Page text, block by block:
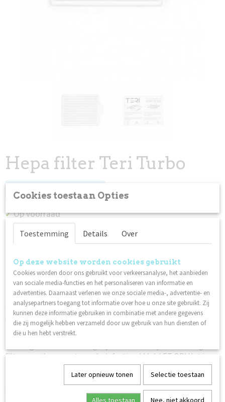
Hepa filter Teri Turbo
Log in om de prijs te zien
✓Op voorraad
Omschrijving
Innovatief HEPA-filter voor de Teri Turbo nagelstofafzuiger
(ingebouwd en draagbaar).
HEPA (High Efficiency Particulate Air of High Efficiency
Particulate Arrestance) is een hoogwaardig luchtfilter dat
wordt gebruikt in stofzuigers, luchtzuiveringssystemen en
ventilatie- en airconditioningssystemen.
Na één of twee klanten is het raadzaam het filter te
filter vervolgens met een desinfectiemiddel. LET OP! Het is
belangrijk dat het filter volledig droog is voordat u het
Wij adviseren u het filter maandelijks te vervangen.
Cookies toestaan Opties
Toestemming Details Over
Op deze website worden cookies gebruikt
Cookies worden door ons gebruikt voor verkeersanalyse, het aanbieden
van sociale media-functies en het personaliseren van informatie en
advertenties. Daarnaast verlenen we onze sociale media-, advertentie- en
analysepartners toegang tot informatie over hoe u onze site gebruikt. Zij
kunnen deze informatie gebruiken in combinatie met andere gegevens
die zij mogelijk hebben verzameld door uw gebruik van hun diensten of
die u hen hebt verstrekt.
Later opnieuw tonen Selectie toestaan
Alles toestaan Nee, niet akkoord